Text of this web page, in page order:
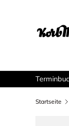
Direkt
Startseite